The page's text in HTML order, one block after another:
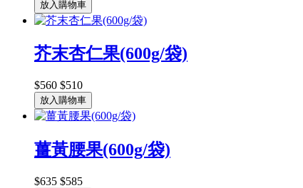
放入購物車
芥末杏仁果(600g/袋)
$560 $510
放入購物車
薑黃腰果(600g/袋)
$635 $585